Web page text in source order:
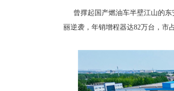
曾撑起国产燃油车半壁江山的
丽逆袭，年销增程器达82万台，市